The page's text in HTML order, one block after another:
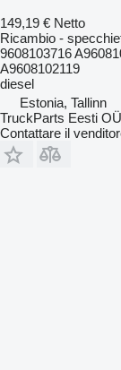
149,19 € Netto
Ricambio -
9608103716
A9608102119
diesel
Estonia, Tallinn
TruckParts Eesti OÜ
Contattare il